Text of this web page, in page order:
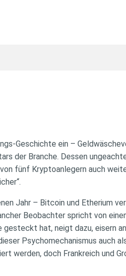
Geschichte ein –
der Branche. Dessen
fünf Kryptoanlegern auch
Jahr – Bitcoin und Etherium
Beobachter spricht von
hat, neigt dazu, eisern
Psychomechanismus auch
werden, doch Frankreich und